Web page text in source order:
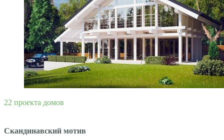
22 проекта домов
Скандинавский мотив